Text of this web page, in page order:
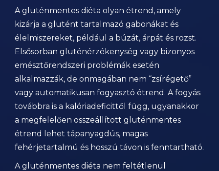
A gluténmentes diéta olyan étrend, amely
kizárja a glutént tartalmazó gabonákat és
élelmiszereket, például a búzát, árpát és rozst.
Elsősorban gluténérzékenység vagy bizonyos
emésztőrendszeri problémák esetén
alkalmazzák, de önmagában nem “zsírégető”
vagy automatikusan fogyasztó étrend. A fogyás
továbbra is a kalóriadeficittől függ, ugyanakkor
a megfelelően összeállított gluténmentes
étrend lehet tápanyagdús, magas
fehérjetartalmú és hosszú távon is fenntartható.
A gluténmentes diéta nem feltétlenül